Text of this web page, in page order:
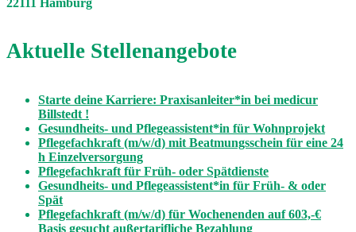
22111 Hamburg
Aktuelle Stellenangebote
Starte deine Karriere: Praxisanleiter*in bei medicur
Billstedt !
Gesundheits- und Pflegeassistent*in für Wohnprojekt
Pflegefachkraft (m/w/d) mit Beatmungsschein für eine 24
h Einzelversorgung
Pflegefachkraft für Früh- oder Spätdienste
Gesundheits- und Pflegeassistent*in für Früh- & oder
Spät
Pflegefachkraft (m/w/d) für Wochenenden auf 603,-€
Basis gesucht außertarifliche Bezahlung